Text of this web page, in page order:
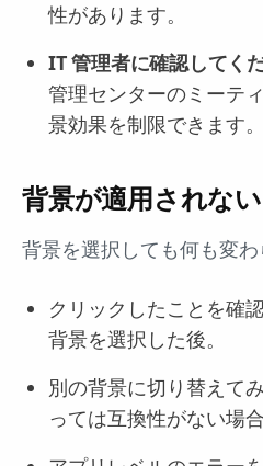
性があります。
IT 管理者に確認してくだ
管理センターのミーテ
景効果を制限できます。
背景が適用されない
背景を選択しても何も変
クリックしたことを確
背景を選択した後。
別の背景に切り替えて
っては互換性がない場